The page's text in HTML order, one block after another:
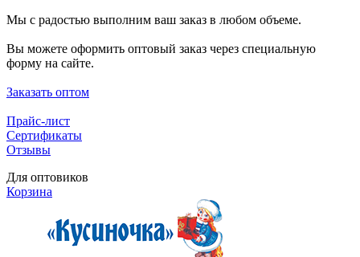
Мы с радостью выполним ваш заказ в любом объеме.
Вы можете оформить оптовый заказ через специальную
форму на сайте.
Заказать оптом
Прайс-лист
Сертификаты
Отзывы
Для оптовиков
Корзина